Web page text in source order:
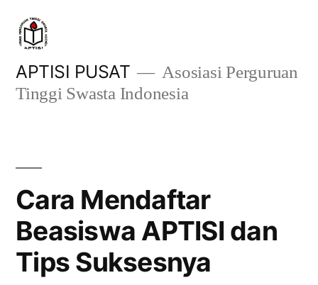
content
APTISI PUSAT
Asosiasi Perguruan
Tinggi Swasta Indonesia
Cara Mendaftar
Beasiswa APTISI dan
Tips Suksesnya